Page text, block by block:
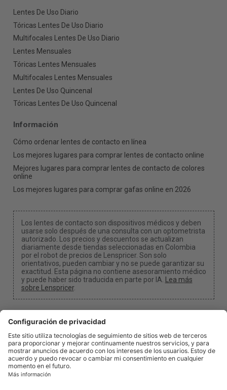
Lentes De Uso Diario
Tóricas Lentes De Uso Diario
Multifocales Lentes De Uso Diario
Lentes Mensuales
Tóricas Lentes Mensuales
Multifocales Lentes Mensuales
Lentes De Uso Quincenal
Tóricas Lentes De Uso Quincenal
Información
Cómo ordenar lentes de contacto en línea
Los mejores lugares para comprar lentes de contacto online
Mejores lugares para comprar lentes de contacto de colores
online
Los mejores lugares para comprar gafas online en 2026
Los lentes de contacto son dispositivos médicos y deben
usarse solo después de una consulta con un optometrista
autorizado. Los precios y descuentos se actualizan
diariamente desde tiendas seleccionadas en Colombia
por el robot de precios de Lenspricer. Son solo
orientativos, pueden cambiar y no se puede garantizar su
exactitud. Esta página no contiene asesoramiento médico
y puede haber sido traducida en parte por IA. Lea más
sobre Lenspricer.
Configuración de cookies
Podemos recibir una comisión si usas uno de nuestros